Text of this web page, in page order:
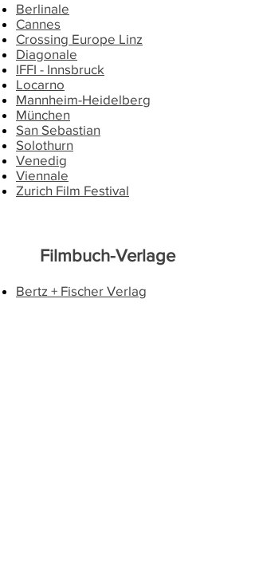
Berlinale
Cannes
Crossing Europe Linz
Diagonale
IFFI - Innsbruck
Locarno
Mannheim-Heidelberg
München
San Sebastian
Solothurn
Venedig
Viennale
Zurich Film Festival
Filmbuch-Verlage
Bertz + Fischer Verlag